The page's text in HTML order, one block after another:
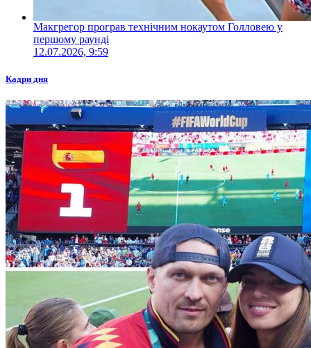
Макгрегор програв технічним нокаутом Голловею у
першому раунді
12.07.2026, 9:59
Кадри дня